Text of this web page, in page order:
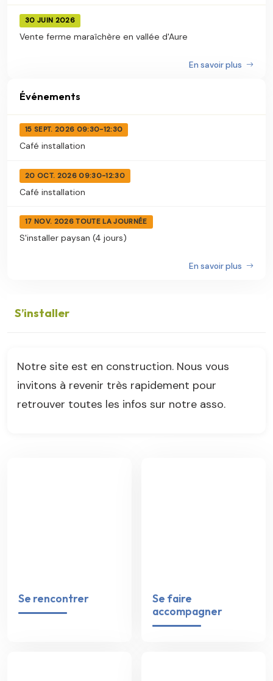
30 JUIN 2026
Vente ferme maraîchère en vallée d'Aure
En savoir plus
Événements
15 SEPT. 2026 09:30-12:30
Café installation
20 OCT. 2026 09:30-12:30
Café installation
17 NOV. 2026 TOUTE LA JOURNÉE
S'installer paysan (4 jours)
En savoir plus
S’installer
Notre site est en construction. Nous vous
invitons à revenir très rapidement pour
retrouver toutes les infos sur notre asso.
Se rencontrer
Se faire
accompagner